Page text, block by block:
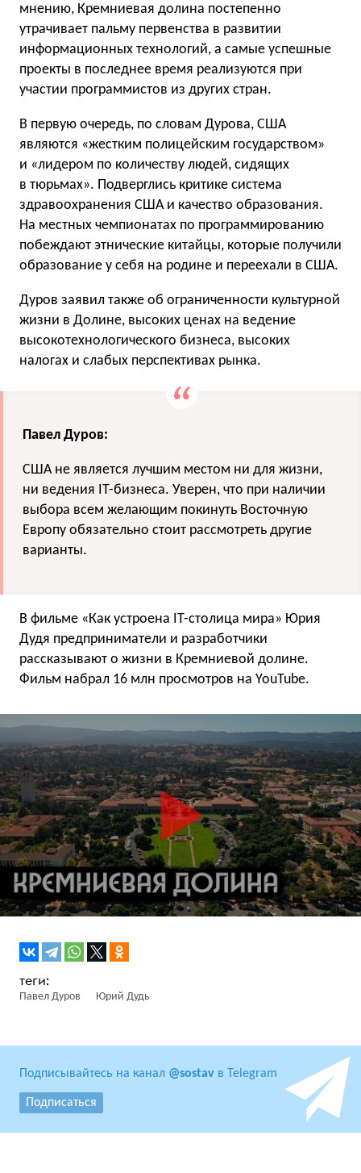
мнению, Кремниевая долина постепенно
утрачивает пальму первенства в развитии
информационных технологий, а самые успешные
проекты в последнее время реализуются при
участии программистов из других стран.
В первую очередь, по словам Дурова, США
являются «жестким полицейским государством»
и «лидером по количеству людей, сидящих
в тюрьмах». Подверглись критике система
здравоохранения США и качество образования.
На местных чемпионатах по программированию
побеждают этнические китайцы, которые получили
образование у себя на родине и переехали в США.
Дуров заявил также об ограниченности культурной
жизни в Долине, высоких ценах на ведение
высокотехнологического бизнеса, высоких
налогах и слабых перспективах рынка.
Павел Дуров:
США не является лучшим местом ни для жизни,
ни ведения IT-бизнеса. Уверен, что при наличии
выбора всем желающим покинуть Восточную
Европу обязательно стоит рассмотреть другие
варианты.
В фильме «Как устроена IT-столица мира» Юрия
Дудя предприниматели и разработчики
рассказывают о жизни в Кремниевой долине.
Фильм набрал 16 млн просмотров на YouTube.
Павел Дуров Юрий Дудь
Подписывайтесь на канал @sostav в Telegram
Подписаться